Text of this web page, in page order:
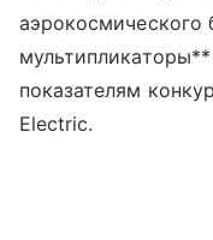
аэрокосмического
показателям
Electric.